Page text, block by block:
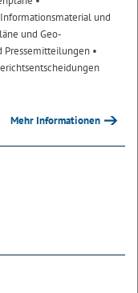
und
und Geo-
Pressemitteilungen •
Mehr Informationen